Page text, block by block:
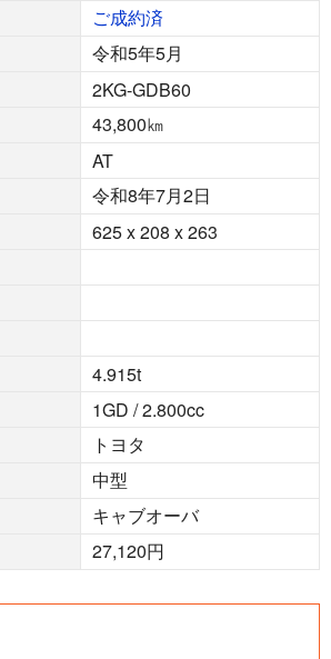
ご成約済
令和5年5月
2KG-GDB60
43,800㎞
AT
令和8年7月2日
625 x 208 x 263
4.915t
1GD / 2.800cc
トヨタ
中型
キャブオーバ
27,120円